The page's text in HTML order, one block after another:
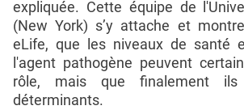
expliquée. Cette équipe de
(New York) s’y attache et
eLife, que les niveaux de santé
l'agent pathogène peuvent
rôle, mais que finalement
déterminants.